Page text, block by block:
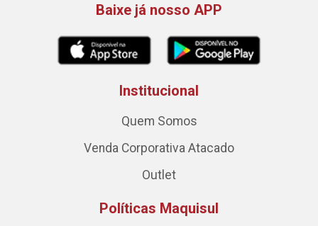
Baixe já nosso APP
Institucional
Quem Somos
Venda Corporativa Atacado
Outlet
Políticas Maquisul